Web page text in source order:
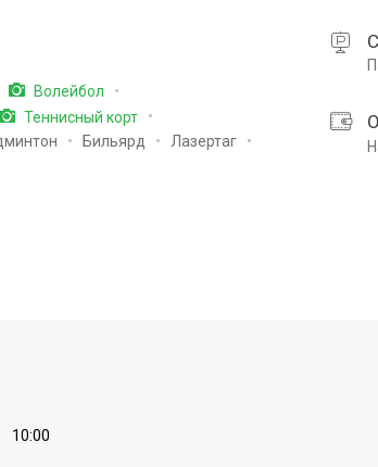
Волейбол
Теннисный корт
Бильярд
Лазертаг
10:00